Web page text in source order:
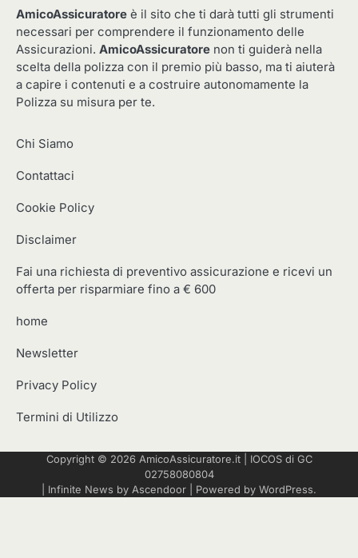
AmicoAssicuratore è il sito che ti darà tutti gli strumenti
necessari per comprendere il funzionamento delle
Assicurazioni. AmicoAssicuratore non ti guiderà nella
scelta della polizza con il premio più basso, ma ti aiuterà
a capire i contenuti e a costruire autonomamente la
Polizza su misura per te.
Chi Siamo
Contattaci
Cookie Policy
Disclaimer
Fai una richiesta di preventivo assicurazione e ricevi un
offerta per risparmiare fino a € 600
home
Newsletter
Privacy Policy
Termini di Utilizzo
Copyright © 2026 AmicoAssicuratore.it| IOCOSdi GC
02758080804
| Infinite News by Ascendoor | Powered by WordPress.